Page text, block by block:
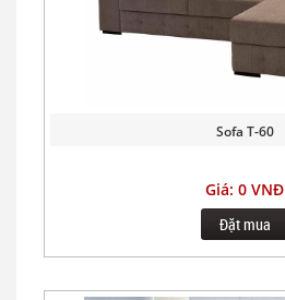
Sofa T-60
Giá: 0 VNĐ
Đặt mua